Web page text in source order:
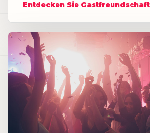
Entdecken Sie Gastfreundschaft